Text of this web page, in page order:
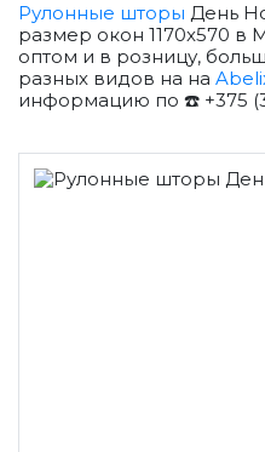
Рулонные шторы День
размер окон 1170x570
оптом и в розницу,
разных видов на на
информацию по ☎️ +375